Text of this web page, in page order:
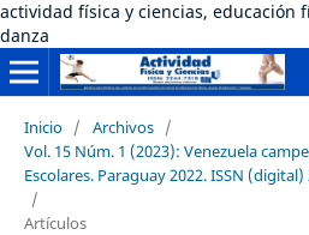
actividad física y ciencias, educación
danza
Inicio / Archivos /
Vol. 15 Núm. 1 (2023): Venezuela
Escolares. Paraguay 2022. ISSN (digital)
/
Artículos